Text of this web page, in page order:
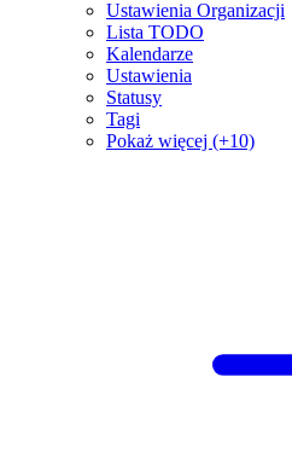
Ustawienia Organizacji
Lista TODO
Kalendarze
Ustawienia
Statusy
Tagi
Pokaż więcej (+10)